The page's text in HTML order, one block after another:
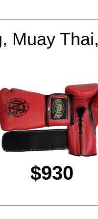
Muay Thai,
$930